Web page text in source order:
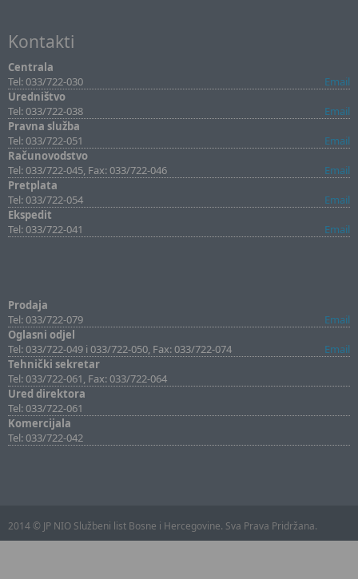
Kontakti
Centrala
Tel: 033/722-030
Email
Uredništvo
Tel: 033/722-038
Email
Pravna služba
Tel: 033/722-051
Email
Računovodstvo
Tel: 033/722-045, Fax: 033/722-046
Email
Pretplata
Tel: 033/722-054
Email
Ekspedit
Tel: 033/722-041
Email
Prodaja
Tel: 033/722-079
Email
Oglasni odjel
Tel: 033/722-049 i 033/722-050, Fax: 033/722-074
Email
Tehnički sekretar
Tel: 033/722-061, Fax: 033/722-064
Ured direktora
Tel: 033/722-061
Komercijala
Tel: 033/722-042
2014 © JP NIO Službeni list Bosne i Hercegovine. Sva Prava Pridržana.